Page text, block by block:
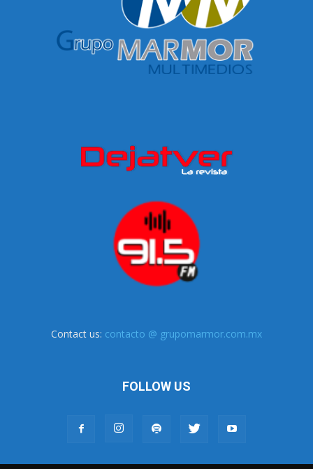
Contact us: contacto @ grupomarmor.com.mx
FOLLOW US